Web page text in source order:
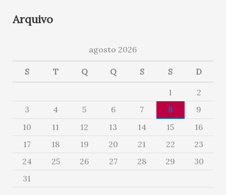
Arquivo
agosto 2026
S T Q Q S S D
1
2
3
4 5 6 7 8
9
10
11 12 13 14 15
16
17
18 19 20 21 22
23
24
25 26 27 28 29
30
31